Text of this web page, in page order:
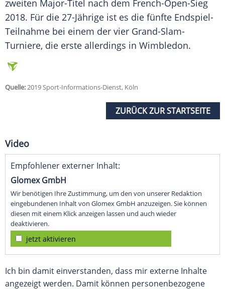
zweiten Major-Titel nach dem French-Open-Sieg
2018. Für die 27-Jährige ist es die fünfte Endspiel-
Teilnahme bei einem der vier Grand-Slam-
Turniere, die erste allerdings in Wimbledon.
Quelle:2019 Sport-Informations-Dienst, Köln
ZURÜCK ZUR STARTSEITE
Video
Empfohlener externer Inhalt:
Glomex GmbH
Wir benötigen Ihre Zustimmung, um den von unserer Redaktion
eingebundenen Inhalt von Glomex GmbH anzuzeigen. Sie können
diesen mit einem Klick anzeigen lassen und auch wieder
deaktivieren.
jetzt aktivieren
Ich bin damit einverstanden, dass mir externe Inhalte
angezeigt werden. Damit können personenbezogene